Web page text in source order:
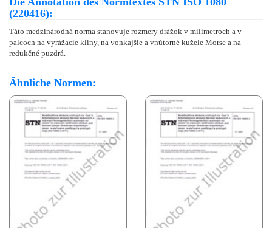
(220416):
Táto medzinárodná norma stanovuje rozmery drážok v milimetroch a v
palcoch na vyrážacie kliny, na vonkajšie a vnútorné kužele Morse a na
redukčné puzdrá.
Ähnliche Normen: